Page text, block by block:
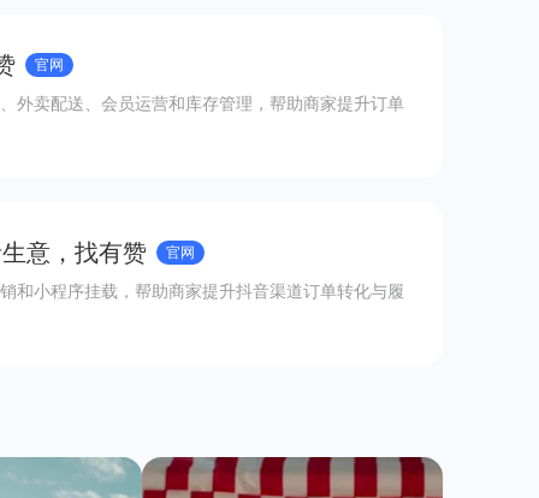
官网
外卖配送、会员运营和库存管理，帮助商家提升订单
意，找有赞 官网
和小程序挂载，帮助商家提升抖音渠道订单转化与履